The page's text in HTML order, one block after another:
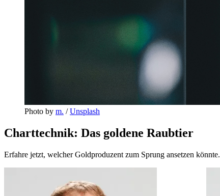
Photo by m. / Unsplash
Charttechnik: Das goldene Raubtier
Erfahre jetzt, welcher Goldproduzent zum Sprung ansetzen könnte.